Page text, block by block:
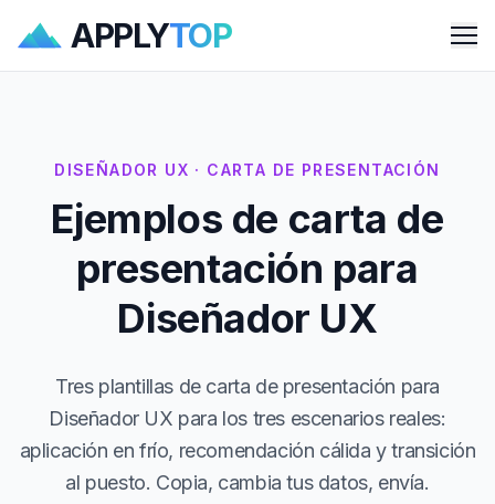
APPLYTOP
DISEÑADOR UX · CARTA DE PRESENTACIÓN
Ejemplos de carta de
presentación para
Diseñador UX
Tres plantillas de carta de presentación para
Diseñador UX para los tres escenarios reales:
aplicación en frío, recomendación cálida y transición
al puesto. Copia, cambia tus datos, envía.